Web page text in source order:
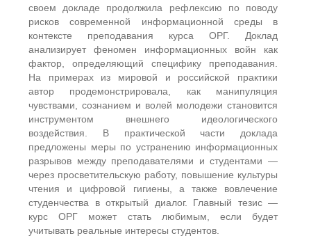
своем докладе продолжила рефлексию по поводу
рисков современной информационной среды в
контексте преподавания курса ОРГ. Доклад
анализирует феномен информационных войн как
фактор, определяющий специфику преподавания.
На примерах из мировой и российской практики
автор продемонстрировала, как манипуляция
чувствами, сознанием и волей молодежи становится
инструментом внешнего идеологического
воздействия. В практической части доклада
предложены меры по устранению информационных
разрывов между преподавателями и студентами —
через просветительскую работу, повышение культуры
чтения и цифровой гигиены, а также вовлечение
студенчества в открытый диалог. Главный тезис —
курс ОРГ может стать любимым, если будет
учитывать реальные интересы студентов.